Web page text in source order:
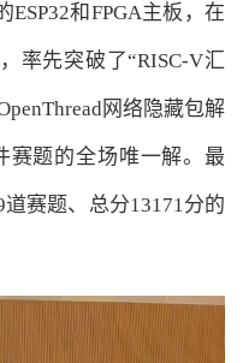
和FPGA主板，在
率先突破了“RISC-V汇
网络隐藏包解
赛题的全场唯一解。最
赛题、总分13171分的